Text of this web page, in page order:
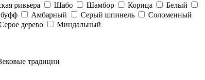
ривьера Шабо Шамбор Корица
Белый
Амбарный Серый шпинель
Соломенный
дерево
Миндальный
традиции